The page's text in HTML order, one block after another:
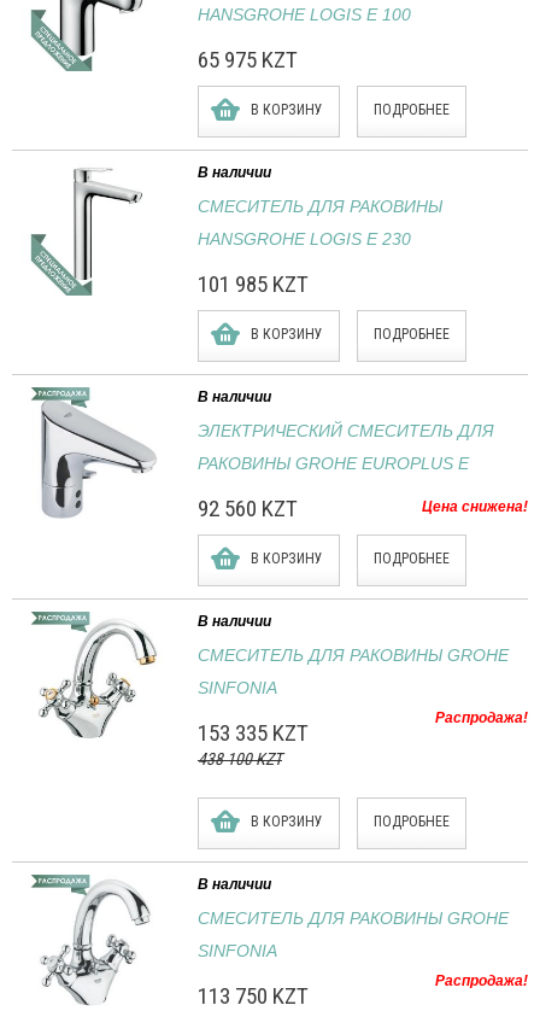
HANSGROHE LOGIS E 100
65 975 KZT
В КОРЗИНУ ПОДРОБНЕЕ
В наличии
СМЕСИТЕЛЬ ДЛЯ РАКОВИНЫ
HANSGROHE LOGIS E 230
101 985 KZT
В КОРЗИНУ ПОДРОБНЕЕ
В наличии
ЭЛЕКТРИЧЕСКИЙ СМЕСИТЕЛЬ ДЛЯ
РАКОВИНЫ GROHE EUROPLUS E
Цена снижена!
92 560 KZT
В КОРЗИНУ ПОДРОБНЕЕ
В наличии
СМЕСИТЕЛЬ ДЛЯ РАКОВИНЫ GROHE
SINFONIA
Распродажа!
153 335 KZT
438 100 KZT
В КОРЗИНУ ПОДРОБНЕЕ
В наличии
СМЕСИТЕЛЬ ДЛЯ РАКОВИНЫ GROHE
SINFONIA
Распродажа!
113 750 KZT